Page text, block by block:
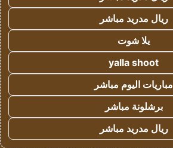
ريال مدريد مباشر
يلا شوت
yalla shoot
مباريات اليوم مباشر
برشلونة مباشر
ريال مدريد مباشر